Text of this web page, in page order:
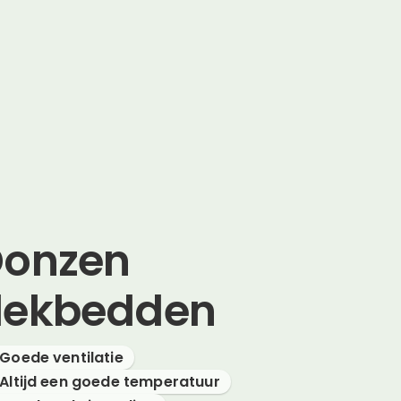
Goede ventilatie
Altijd een goede temperatuur